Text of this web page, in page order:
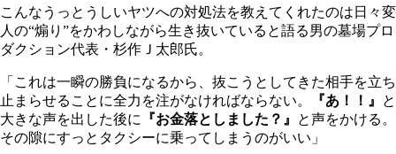
こんなうっとうしいヤツへの対処法を教えてくれたのは日々変
人の“煽り”をかわしながら生き抜いていると語る男の墓場プロ
ダクション代表・杉作Ｊ太郎氏。
「これは一瞬の勝負になるから、抜こうとしてきた相手を立ち
止まらせることに全力を注がなければならない。
『あ！！』
と
大きな声を出した後に
『お金落としました？』
と声をかける。
その隙にすっとタクシーに乗ってしまうのがいい」